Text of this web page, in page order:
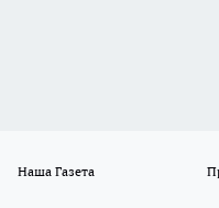
Наша Газета